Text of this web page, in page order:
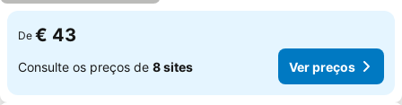
De € 43
Consulte os preços de 8 sites Ver preços